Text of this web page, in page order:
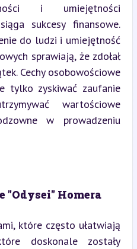
i umiejętności
sukcesy finansowe.
do ludzi i umiejętność
sprawiają, że zdołał
Cechy osobowościowe
tylko zyskiwać zaufanie
wartościowe
w prowadzeniu
"Odysei" Homera
które często ułatwiają
doskonale zostały